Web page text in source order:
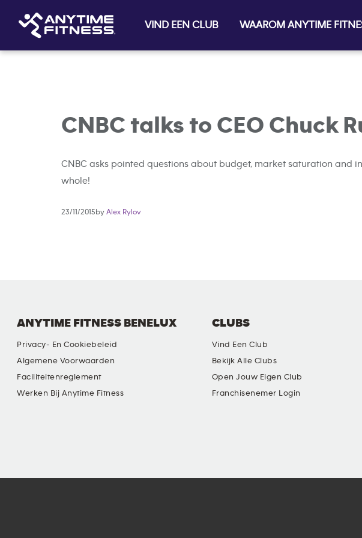
VIND EEN CLUB WAAROM ANYTIME
CNBC talks to CEO Chuck
CNBC asks pointed questions about budget, market saturation and
whole!
23/11/2015by Alex Rylov
ANYTIME FITNESS BENELUX
Privacy- En Cookiebeleid
Algemene Voorwaarden
Faciliteitenreglement
Werken Bij Anytime Fitness
CLUBS
Vind Een Club
Bekijk Alle Clubs
Open Jouw Eigen Club
Franchisenemer Login